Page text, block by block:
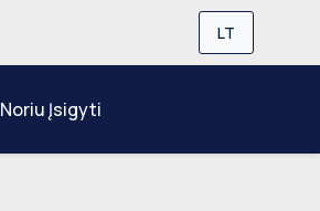
LT
Noriu Įsigyti